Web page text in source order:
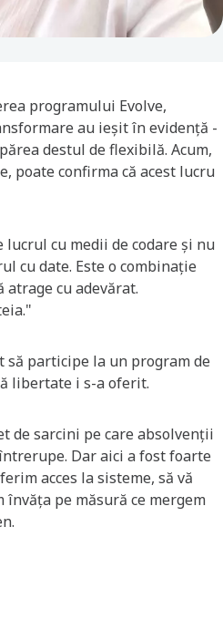
programului Evolve,
au ieșit în evidență -
destul de flexibilă. Acum,
poate confirma că acest lucru
cu medii de codare și nu
cu date. Este o combinație
cu adevărat.
să participe la un program de
libertate i s-a oferit.
de sarcini pe care absolvenții
Dar aici a fost foarte
acces la sisteme, să vă
învăța pe măsură ce mergem